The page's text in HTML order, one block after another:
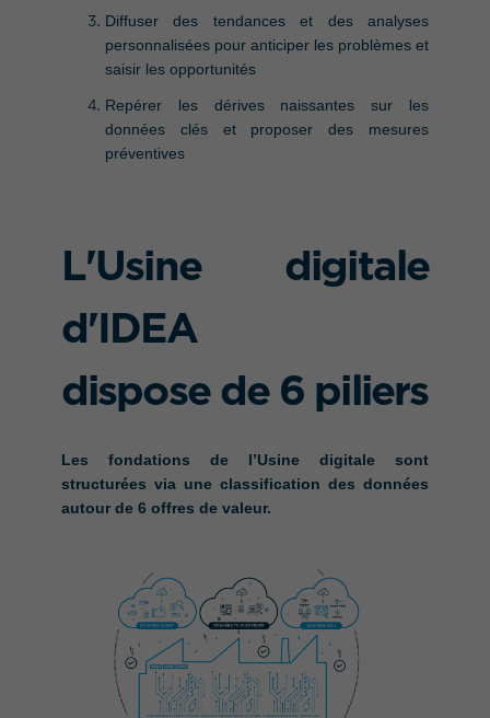
Diffuser des tendances et des analyses
personnalisées pour anticiper les problèmes et
saisir les opportunités
Repérer les dérives naissantes sur les
données clés et proposer des mesures
préventives
L'Usine digitale
d'IDEA
dispose de 6 piliers
Les fondations de l’Usine digitale sont
structurées via une classification des données
autour de 6 offres de valeur.